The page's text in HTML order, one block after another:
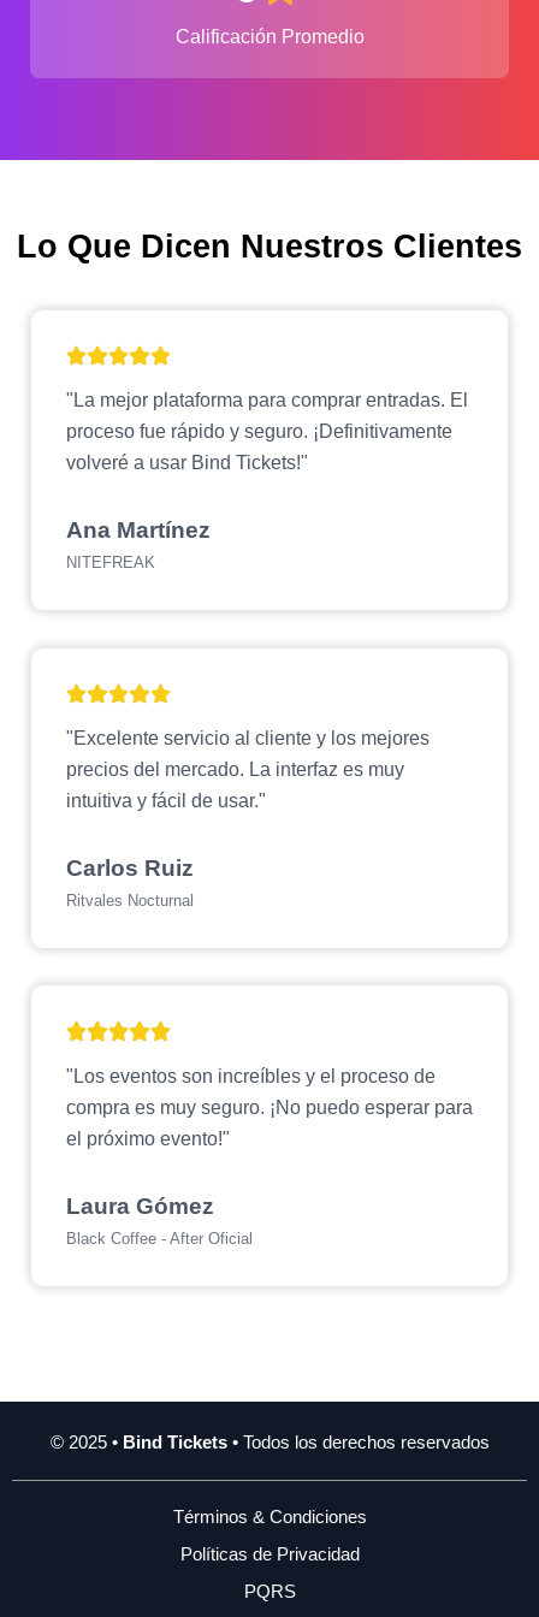
Calificación Promedio
Lo Que Dicen Nuestros Clientes
"La mejor plataforma para comprar entradas. El
proceso fue rápido y seguro. ¡Definitivamente
volveré a usar Bind Tickets!"
Ana Martínez
NITEFREAK
"Excelente servicio al cliente y los mejores
precios del mercado. La interfaz es muy
intuitiva y fácil de usar."
Carlos Ruiz
Ritvales Nocturnal
"Los eventos son increíbles y el proceso de
compra es muy seguro. ¡No puedo esperar para
el próximo evento!"
Laura Gómez
Black Coffee - After Oficial
© 2025 • Bind Tickets• Todos los derechos reservados
Términos & Condiciones
Políticas de Privacidad
PQRS